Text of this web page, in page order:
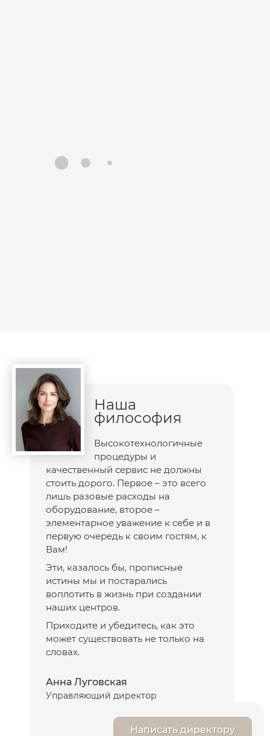
Наша
философия
Высокотехнологичные
процедуры и
качественный сервис не должны
стоить дорого. Первое – это всего
лишь разовые расходы на
оборудование, второе –
элементарное уважение к себе и в
первую очередь к своим гостям, к
Вам!
Эти, казалось бы, прописные
истины мы и постарались
воплотить в жизнь при создании
наших центров.
Приходите и убедитесь, как это
может существовать не только на
словах.
Анна Луговская
Управляющий директор
Написать директору